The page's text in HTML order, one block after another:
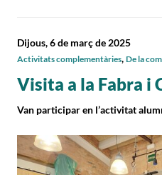
Visita a la Fabra i
Van participar en l’activitat
Dijous, 6 de març de 2025
Activitats complementàries, De la